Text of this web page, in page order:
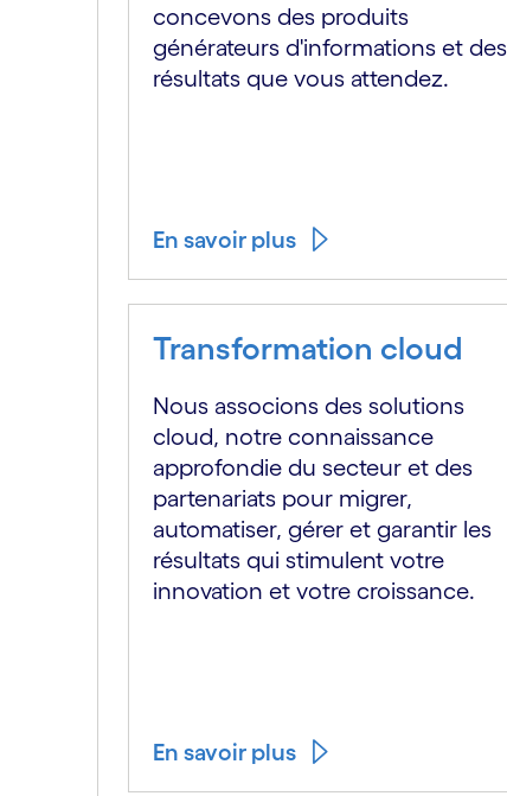
concevons des produits
générateurs d'informations et des
résultats que vous attendez.
En savoir plus
Transformation cloud
Nous associons des solutions
cloud, notre connaissance
approfondie du secteur et des
partenariats pour migrer,
automatiser, gérer et garantir les
résultats qui stimulent votre
innovation et votre croissance.
En savoir plus